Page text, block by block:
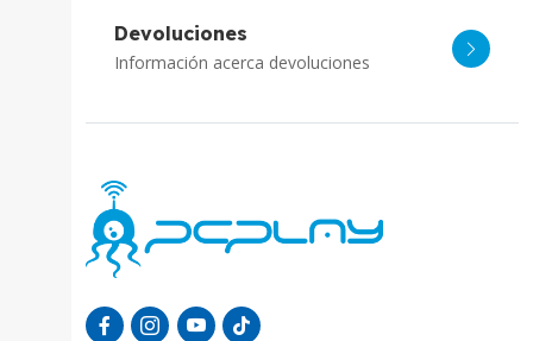
Devoluciones
Información acerca devoluciones